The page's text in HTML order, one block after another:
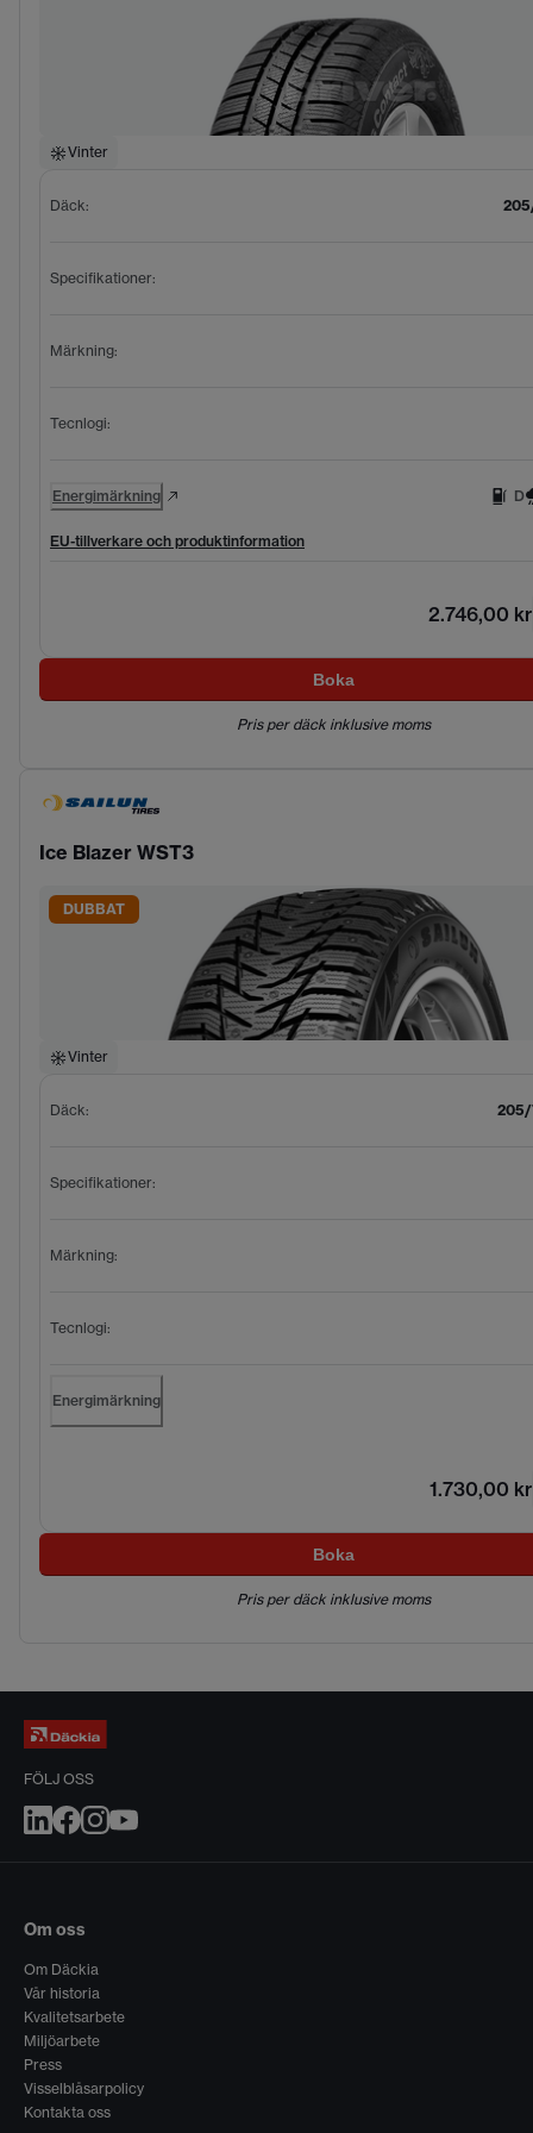
Vinter
Däck:
Specifikationer:
Märkning:
Tecnlogi:
Energimärkning D
EU-tillverkare och produktinformation
2.746,00 kr
Boka
Pris per däck inklusive moms
Ice Blazer WST3
DUBBAT
Vinter
Däck: 205/
Specifikationer:
Märkning:
Tecnlogi:
Energimärkning
1.730,00 kr
Boka
Pris per däck inklusive moms
FÖLJ OSS
Om oss
Om Däckia
Vår historia
Kvalitetsarbete
Miljöarbete
Press
Visselblåsarpolicy
Kontakta oss